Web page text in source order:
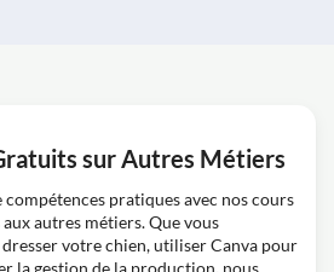
sur Autres Métiers
compétences pratiques avec nos cours
autres métiers. Que vous
votre chien, utiliser Canva pour
la gestion de la production, nous